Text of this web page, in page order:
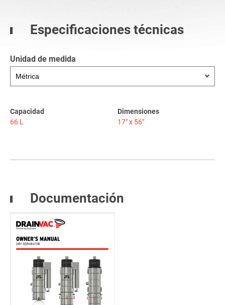
Especificaciones técnicas
Unidad de medida
Capacidad
66 L
Dimensiones
17" x 56"
Documentación